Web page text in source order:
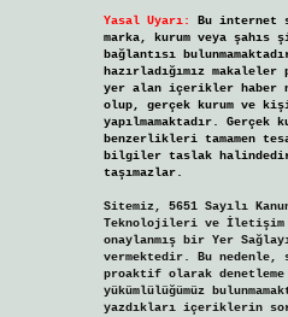
Yasal Uyarı:
Bu internet
marka, kurum veya
bağlantısı
hazırladığımız makaleler
yer alan içerikler haber
olup, gerçek kurum ve
yapılmamaktadır.
benzerlikleri tamamen
bilgiler taslak
taşımazlar.
Sitemiz, 5651 Sayılı
Teknolojileri ve İletişim
onaylanmış bir Yer
vermektedir. Bu
proaktif olarak denetleme
yükümlülüğümüz
yazdıkları içeriklerin